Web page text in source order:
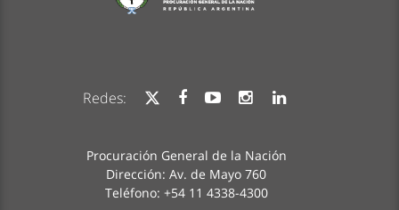
Redes:
Procuración General de la Nación
Dirección: Av. de Mayo 760
Teléfono: +54 11 4338-4300